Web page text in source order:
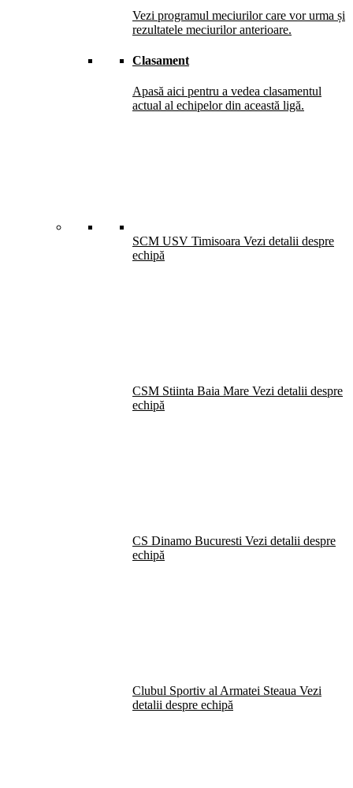
Vezi programul meciurilor care vor urma și
rezultatele meciurilor anterioare.
Clasament
Apasă aici pentru a vedea clasamentul
actual al echipelor din această ligă.
SCM USV Timisoara Vezi detalii despre
echipă
CSM Stiinta Baia Mare Vezi detalii despre
echipă
CS Dinamo Bucuresti Vezi detalii despre
echipă
Clubul Sportiv al Armatei Steaua Vezi
detalii despre echipă